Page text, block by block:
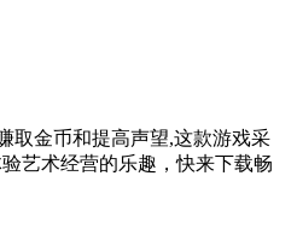
取金币和提高声望,这款游戏采
艺术经营的乐趣，快来下载畅